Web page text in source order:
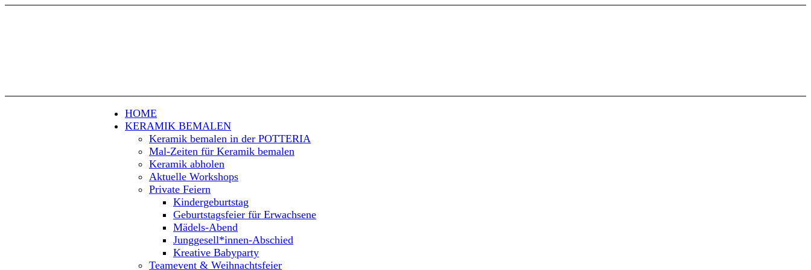
HOME
KERAMIK BEMALEN
Keramik bemalen in der POTTERIA
Mal-Zeiten für Keramik bemalen
Keramik abholen
Aktuelle Workshops
Private Feiern
Kindergeburtstag
Geburtstagsfeier für Erwachsene
Mädels-Abend
Junggesell*innen-Abschied
Kreative Babyparty
Teamevent & Weihnachtsfeier